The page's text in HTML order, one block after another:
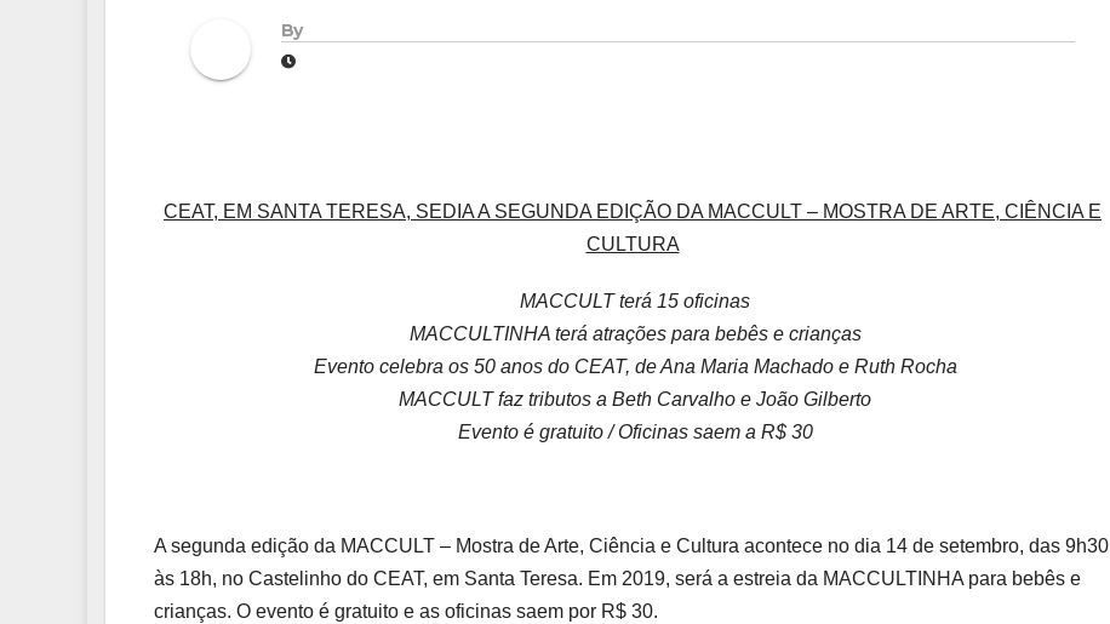
By
CEAT, EM SANTA TERESA, SEDIA A SEGUNDA EDIÇÃO DA MACCULT – MOSTRA DE ARTE, CIÊNCIA E
CULTURA
MACCULT terá 15 oficinas
MACCULTINHA terá atrações para bebês e crianças
Evento celebra os 50 anos do CEAT, de Ana Maria Machado e Ruth Rocha
MACCULT faz tributos a Beth Carvalho e João Gilberto
Evento é gratuito / Oficinas saem a R$ 30
A segunda edição da MACCULT – Mostra de Arte, Ciência e Cultura acontece no dia 14 de setembro, das 9h30
às 18h, no Castelinho do CEAT, em Santa Teresa. Em 2019, será a estreia da MACCULTINHA para bebês e
crianças. O evento é gratuito e as oficinas saem por R$ 30.